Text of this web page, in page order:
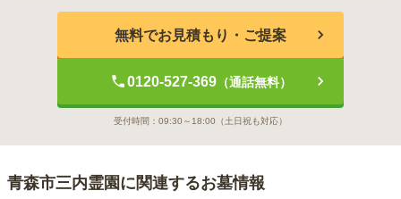
無料でお見積もり・ご提案
0120-527-369（通話無料）
受付時間： 09:30～18:00 （土日祝も対応）
青森市三内霊園に関連するお墓情報